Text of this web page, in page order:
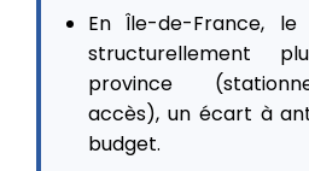
En Île-de-France,
structurellement
province
accès), un écart à
budget.